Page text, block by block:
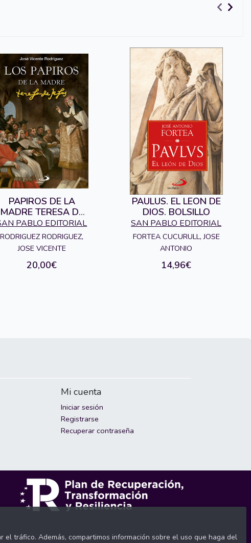
PAPIROS DE LA
MADRE TERESA DE
JESUS
PABLO EDITORIAL
RODRIGUEZ RODRIGUEZ,
JOSE VICENTE
20,00€
PAULUS. EL LEON DE
DIOS. BOLSILLO
SAN PABLO EDITORIAL
FORTEA CUCURULL, JOSE
ANTONIO
14,96€
Mi cuenta
Iniciar sesión
Registrarse
Recuperar contraseña
tráfico. Además, compartimos información sobre el uso que haga del